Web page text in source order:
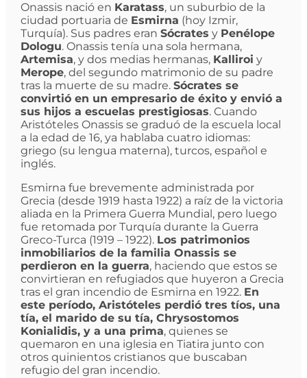
Onassis nació en Karatass, un suburbio de la
ciudad portuaria de Esmirna (hoy Izmir,
Turquía). Sus padres eran Sócrates y Penélope
Dologu. Onassis tenía una sola hermana,
Artemisa, y dos medias hermanas, Kalliroi y
Merope, del segundo matrimonio de su padre
tras la muerte de su madre. Sócrates se
convirtió en un empresario de éxito y envió a
sus hijos a escuelas prestigiosas. Cuando
Aristóteles Onassis se graduó de la escuela local
a la edad de 16, ya hablaba cuatro idiomas:
griego (su lengua materna), turcos, español e
inglés.
Esmirna fue brevemente administrada por
Grecia (desde 1919 hasta 1922) a raíz de la victoria
aliada en la Primera Guerra Mundial, pero luego
fue retomada por Turquía durante la Guerra
Greco-Turca (1919 – 1922). Los patrimonios
inmobiliarios de la familia Onassis se
perdieron en la guerra, haciendo que estos se
convirtieran en refugiados que huyeron a Grecia
tras el gran incendio de Esmirna en 1922. En
este período, Aristóteles perdió tres tíos, una
tía, el marido de su tía, Chrysostomos
Konialidis, y a una prima, quienes se
quemaron en una iglesia en Tiatira junto con
otros quinientos cristianos que buscaban
refugio del gran incendio.